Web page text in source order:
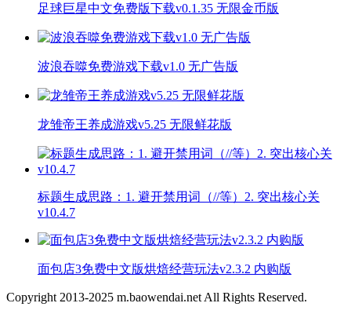
足球巨星中文免费版下载v0.1.35 无限金币版
波浪吞噬免费游戏下载v1.0 无广告版
龙雏帝王养成游戏v5.25 无限鲜花版
标题生成思路：1. 避开禁用词（//等）2. 突出核心关
v10.4.7
面包店3免费中文版烘焙经营玩法v2.3.2 内购版
Copyright 2013-2025 m.baowendai.net All Rights Reserved.